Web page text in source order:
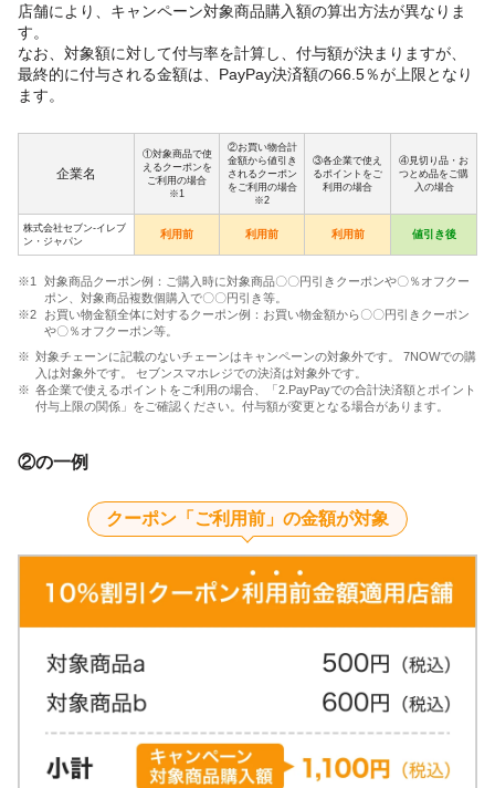
店舗により、キャンペーン対象商品購入額の算出方法が異なりま
す。
なお、対象額に対して付与率を計算し、付与額が決まりますが、
最終的に付与される金額は、PayPay決済額の66.5％が上限となり
ます。
企業名
①対象商品で使
えるクーポンを
ご利用の場合
※1
②お買い物合計
金額から値引き
されるクーポン
をご利用の場合
※2
③各企業で使え
るポイントをご
利用の場合
④見切り品・お
つとめ品をご購
入の場合
株式会社セブン-イレブ
ン・ジャパン
利用前 利用前 利用前 値引き後
対象商品クーポン例：ご購入時に対象商品〇〇円引きクーポンや〇％オフクー
ポン、対象商品複数個購入で〇〇円引き等。
お買い物金額全体に対するクーポン例：お買い物金額から〇〇円引きクーポン
や〇％オフクーポン等。
対象チェーンに記載のないチェーンはキャンペーンの対象外です。 7NOWでの購
入は対象外です。 セブンスマホレジでの決済は対象外です。
各企業で使えるポイントをご利用の場合、「2.PayPayでの合計決済額とポイント
付与上限の関係」をご確認ください。付与額が変更となる場合があります。
②の一例
クーポン「ご利用前」の金額が対象